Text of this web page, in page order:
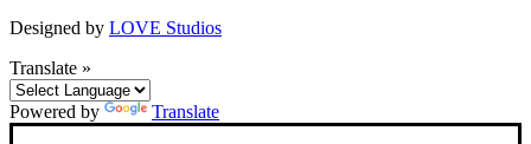
Designed by LOVE Studios
Translate »
Powered by Translate